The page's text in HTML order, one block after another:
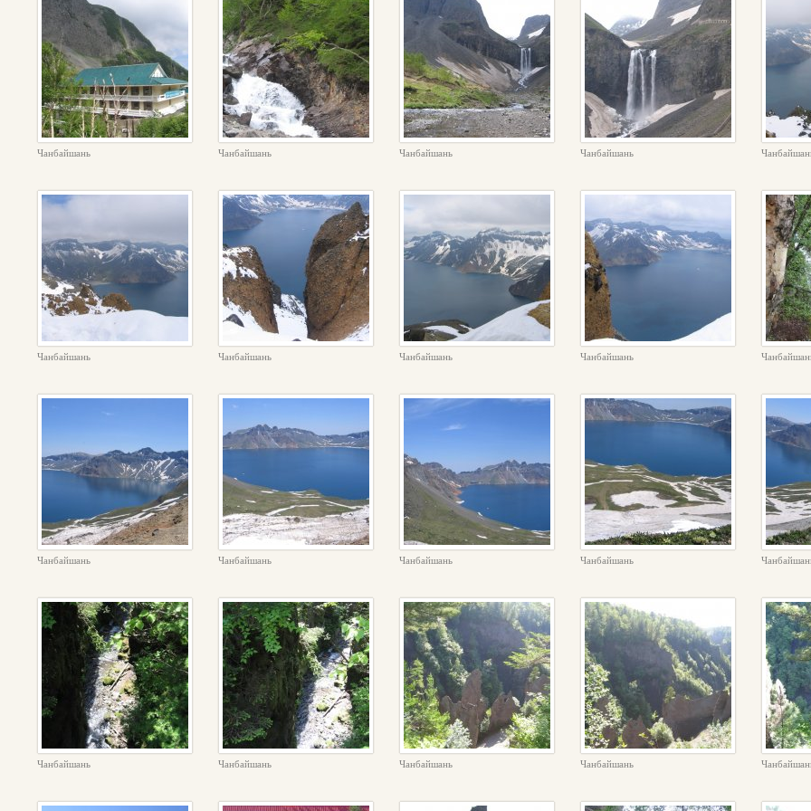
Чанбайшань Чанбайшань Чанбайшань Чанбайшань
Чанбайшань Чанбайшань Чанбайшань Чанбайшань
Чанбайшань Чанбайшань Чанбайшань Чанбайшань
Чанбайшань Чанбайшань Чанбайшань Чанбайшань